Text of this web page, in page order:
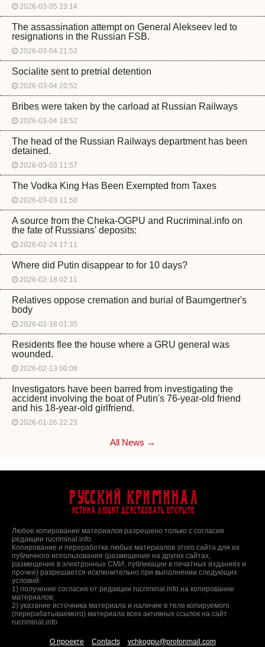
2026-03-05 23:14
The assassination attempt on General Alekseev led to
resignations in the Russian FSB.
2026-03-04 21:52
Socialite sent to pretrial detention
2026-03-04 20:52
Bribes were taken by the carload at Russian Railways
2026-03-04 18:52
The head of the Russian Railways department has been
detained.
2026-03-03 11:57
The Vodka King Has Been Exempted from Taxes
2026-03-03 11:50
A source from the Cheka-OGPU and Rucriminal.info on
the fate of Russians' deposits:
2026-02-24 17:11
Where did Putin disappear to for 10 days?
2026-02-18 02:11
Relatives oppose cremation and burial of Baumgertner's
body
2026-02-18 01:35
Residents flee the house where a GRU general was
wounded.
2026-02-13 00:08
Investigators have been barred from investigating the
accident involving the boat of Putin's 76-year-old friend
and his 18-year-old girlfriend.
2026-01-26 22:23
All News →
Русский Криминал
Истина любит действовать открыто
Любое копирование материалов разрешено только с согласия
редакции rucriminal.info.
Копирование и переработка любых материалов этого сайта для их
публичного использования (размещение на других сайтах,
размещение в электронных СМИ, публикации в печатных изданиях и
прочее) разрешается исключительно при выполнении следующих
условий:
1) получение согласия от редакции rucriminal.info на копирование
материалов;
2) указание источника материала и наличие в теле копируемого
(перерабатываемого) материала всех активных ссылок на сайт
rucriminal.info
О проекте Contacts vchkogpu@protonmail.com